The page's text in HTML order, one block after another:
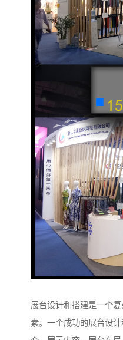
展台设计和搭建是一个
素。一个成功的展台设